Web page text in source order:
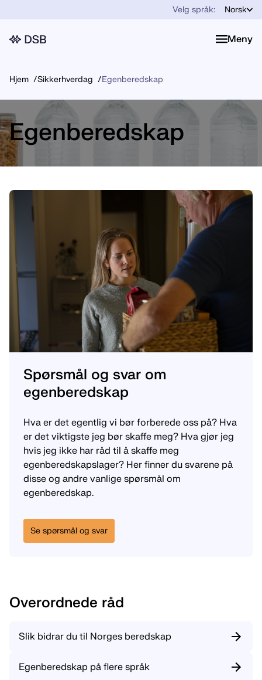
Velg språk: Norsk
Meny
Meny
Hjem Sikkerhverdag Egenberedskap
Egenberedskap
Spørsmål og svar om
egenberedskap
Hva er det egentlig vi bør forberede oss på? Hva
er det viktigste jeg bør skaffe meg? Hva gjør jeg
hvis jeg ikke har råd til å skaffe meg
egenberedskapslager? Her finner du svarene på
disse og andre vanlige spørsmål om
egenberedskap.
Se spørsmål og svar
Overordnede råd
Slik bidrar du til Norges beredskap
Egenberedskap på flere språk